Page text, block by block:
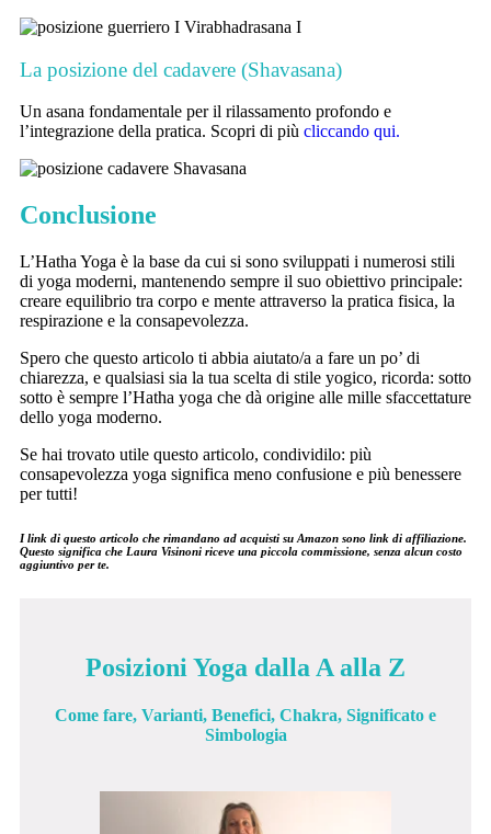
La posizione del cadavere (Shavasana)
Un asana fondamentale per il rilassamento profondo e
l’integrazione della pratica. Scopri di più cliccando qui.
Conclusione
L’Hatha Yoga è la base da cui si sono sviluppati i numerosi stili
di yoga moderni, mantenendo sempre il suo obiettivo principale:
creare equilibrio tra corpo e mente attraverso la pratica fisica, la
respirazione e la consapevolezza.
Spero che questo articolo ti abbia aiutato/a a fare un po’ di
chiarezza, e qualsiasi sia la tua scelta di stile yogico, ricorda: sotto
sotto è sempre l’Hatha yoga che dà origine alle mille sfaccettature
dello yoga moderno.
Se hai trovato utile questo articolo, condividilo: più
consapevolezza yoga significa meno confusione e più benessere
per tutti!
I link di questo articolo che rimandano ad acquisti su Amazon sono link di affiliazione.
Questo significa che Laura Visinoni riceve una piccola commissione, senza alcun costo
aggiuntivo per te.
Posizioni Yoga dalla A alla Z
Come fare, Varianti, Benefici, Chakra, Significato e
Simbologia